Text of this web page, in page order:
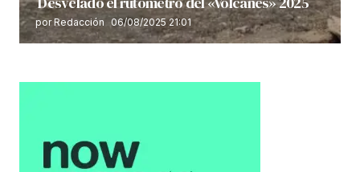
por Redacción 06/08/2025 21:01